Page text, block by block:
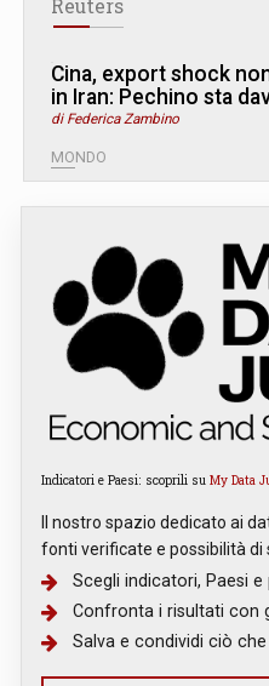
Reuters
Cina, export shock
in Iran: Pechino sta
di Federica Zambino
MONDO
Indicatori e Paesi: scoprili su My Data
Il nostro spazio dedicato ai
fonti verificate e possibilità di
Scegli indicatori, Paesi e
Confronta i risultati con
Salva e condividi ciò